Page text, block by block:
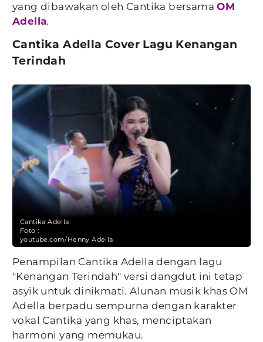
yang dibawakan oleh Cantika bersamaOM
Adella.
Cantika Adella Cover Lagu Kenangan
Terindah
Cantika Adella
Foto :
youtube.com/Henny Adella
Penampilan Cantika Adella dengan lagu
"Kenangan Terindah" versi dangdut ini tetap
asyik untuk dinikmati. Alunan musik khas OM
Adella berpadu sempurna dengan karakter
vokal Cantika yang khas, menciptakan
harmoni yang memukau.